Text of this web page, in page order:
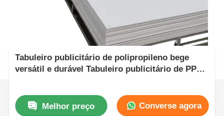
Tabuleiro publicitário de polipropileno bege
versátil e durável Tabuleiro publicitário de PP
Melhor preço Converse agora